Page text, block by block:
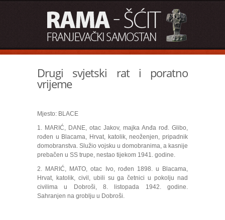
Drugi svjetski rat i poratno
vrijeme
Mjesto: BLACE
1. MARIĆ, DANE, otac Jakov, majka Anđa rođ. Glibo,
rođen u Blacama, Hrvat, katolik, neoženjen, pripadnik
domobranstva. Služio vojsku u domobranima, a kasnije
prebačen u SS trupe, nestao tijekom 1941. godine.
2. MARIĆ, MATO, otac Ivo, rođen 1898. u Blacama,
Hrvat, katolik, civil, ubili su ga četnici u pokolju nad
civilima u Dobroši, 8. listopada 1942. godine.
Sahranjen na groblju u Dobroši.